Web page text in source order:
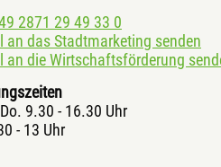
2871 29 49 33 0
an das Stadtmarketing senden
an die Wirtschaftsförderung
9.30 - 16.30 Uhr
- 13 Uhr